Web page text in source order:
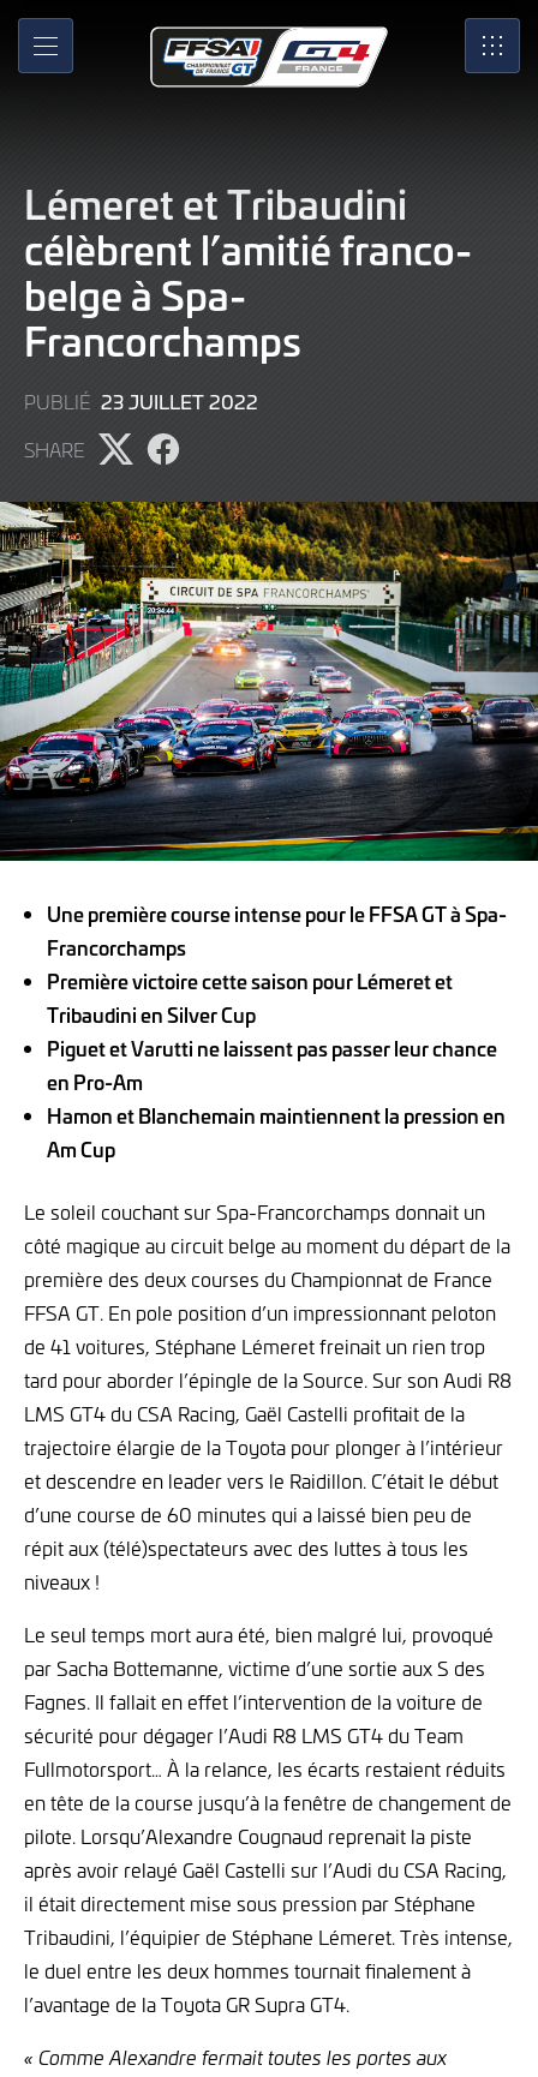
Skip
Main
MENU SRO
Lémeret et Tribaudini
célèbrent l’amitié franco-
belge à Spa-
Francorchamps
PUBLIÉ 23 JUILLET 2022
SHARE
Partager
sur
X
Partager
sur
Facebook
Une première course intense pour le FFSA GT à Spa-
Francorchamps
Première victoire cette saison pour Lémeret et
Tribaudini en Silver Cup
Piguet et Varutti ne laissent pas passer leur chance
en Pro-Am
Hamon et Blanchemain maintiennent la pression en
Am Cup
Le soleil couchant sur Spa-Francorchamps donnait un
côté magique au circuit belge au moment du départ de la
première des deux courses du Championnat de France
FFSA GT. En pole position d’un impressionnant peloton
de 41 voitures, Stéphane Lémeret freinait un rien trop
tard pour aborder l’épingle de la Source. Sur son Audi R8
LMS GT4 du CSA Racing, Gaël Castelli profitait de la
trajectoire élargie de la Toyota pour plonger à l’intérieur
et descendre en leader vers le Raidillon. C’était le début
d’une course de 60 minutes qui a laissé bien peu de
répit aux (télé)spectateurs avec des luttes à tous les
niveaux !
Le seul temps mort aura été, bien malgré lui, provoqué
par Sacha Bottemanne, victime d’une sortie aux S des
Fagnes. Il fallait en effet l’intervention de la voiture de
sécurité pour dégager l’Audi R8 LMS GT4 du Team
Fullmotorsport… À la relance, les écarts restaient réduits
en tête de la course jusqu’à la fenêtre de changement de
pilote. Lorsqu’Alexandre Cougnaud reprenait la piste
après avoir relayé Gaël Castelli sur l’Audi du CSA Racing,
il était directement mise sous pression par Stéphane
Tribaudini, l’équipier de Stéphane Lémeret. Très intense,
le duel entre les deux hommes tournait finalement à
l’avantage de la Toyota GR Supra GT4.
« Comme Alexandre fermait toutes les portes aux